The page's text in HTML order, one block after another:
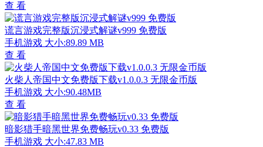
查 看
谎言游戏完整版沉浸式解谜v999 免费版
手机游戏 大小:89.89 MB
查 看
火柴人帝国中文免费版下载v1.0.0.3 无限金币版
手机游戏 大小:90.48MB
查 看
暗影猎手暗黑世界免费畅玩v0.33 免费版
手机游戏 大小:47.83 MB